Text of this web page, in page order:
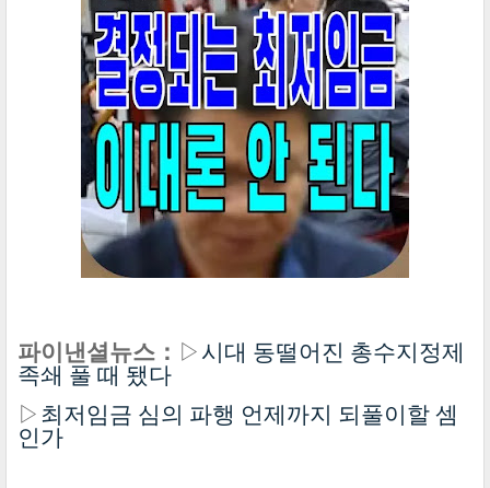
파이낸셜뉴스： ▷시대 동떨어진 총수지정제
족쇄 풀 때 됐다
▷최저임금 심의 파행 언제까지 되풀이할 셈
인가